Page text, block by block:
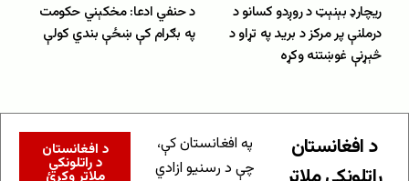
ریچارډ بېنېټ د روږدو کسانو د
درملنې پر مرکز د برید په تړاو د
څېړنې غوښتنه وکړه
د حنفي ادعا: مخکېني حکومت
په بګرام کې ښځې بندي کولې
د افغانستان
په افغانستان کې،
چې د رسنیو ازادي
د افغانستان
د راتلونکي